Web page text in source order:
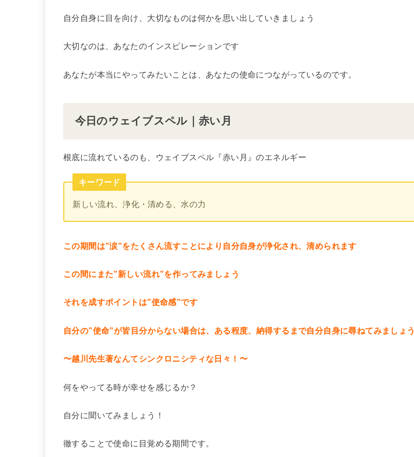
自分自身に目を向け、大切なものは何かを思い出していきましょう
大切なのは、あなたのインスピレーションです
あなたが本当にやってみたいことは、あなたの使命につながっているのです。
今日のウェイブスペル｜赤い月
根底に流れているのも、ウェイブスペル『赤い月』のエネルギー
キーワード
新しい流れ、浄化・清める、水の力
この期間は”涙”をたくさん流すことにより自分自身が浄化され、清められます
この間にまた”新しい流れ”を作ってみましょう
それを成すポイントは”使命感”です
自分の”使命”が皆目分からない場合は、ある程度、納得するまで自分自身に尋ねてみましょう
〜越川先生著なんてシンクロニシティな日々！〜
何をやってる時が幸せを感じるか？
自分に聞いてみましょう！
徹することで使命に目覚める期間です。